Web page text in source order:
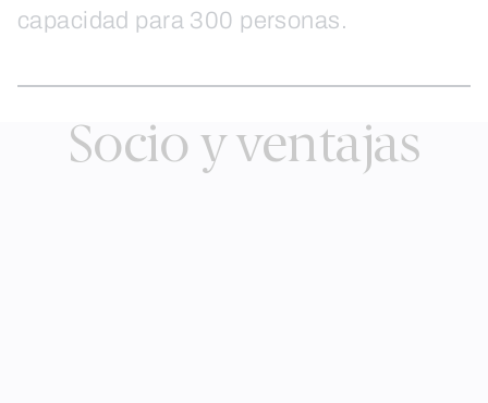
capacidad para 300 personas.
Socio y ventajas